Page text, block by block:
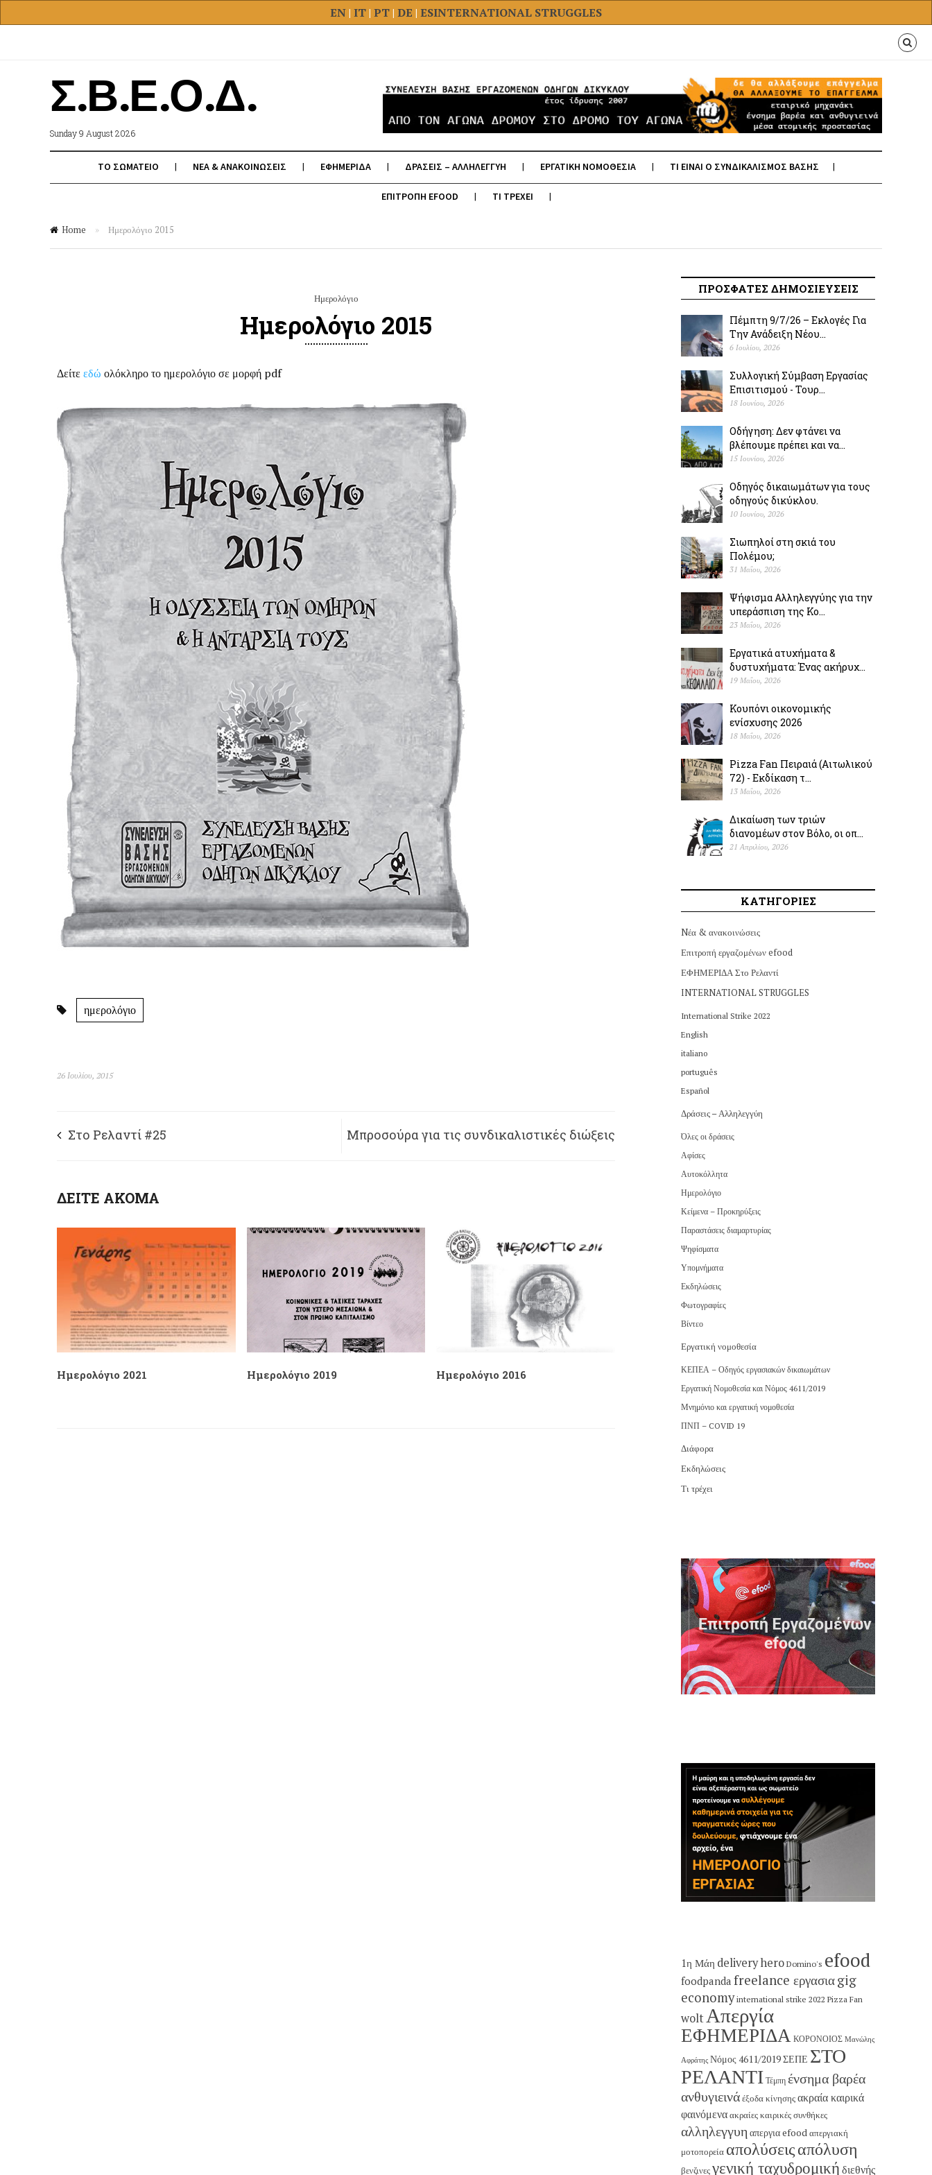
INTERNATIONAL STRUGGLES
EN| IT| PT| DE | ES
Σ.Β.Ε.Ο.Δ.
Sunday 9 August 2026
ΤΟ ΣΩΜΑΤΕΙΟ ΝΕΑ & ΑΝΑΚΟΙΝΩΣΕΙΣ ΕΦΗΜΕΡΙΔΑ ΔΡΑΣΕΙΣ – ΑΛΛΗΛΕΓΓΥΗ ΕΡΓΑΤΙΚΗ ΝΟΜΟΘΕΣΙΑ ΤΙ ΕΙΝΑΙ Ο ΣΥΝΔΙΚΑΛΙΣΜΟΣ ΒΑΣΗΣ
ΕΠΙΤΡΟΠΗ EFOOD ΤΙ ΤΡΕΧΕΙ
Home » Ημερολόγιο 2015
Ημερολόγιο
Ημερολόγιο 2015
Δείτε εδώ ολόκληρο το ημερολόγιο σε μορφή pdf
ημερολόγιο
26 Ιουλίου, 2015
Στο Ρελαντί #25 Μπροσούρα για τις συνδικαλιστικές διώξεις
ΔΕΙΤΕ ΑΚΟΜΑ
Ημερολόγιο 2021 Ημερολόγιο 2019 Ημερολόγιο 2016
ΠΡΟΣΦΑΤΕΣ ΔΗΜΟΣΙΕΥΣΕΙΣ
Πέμπτη 9/7/26 – Εκλογές Για
Την Ανάδειξη Νέου...
6 Ιουλίου, 2026
Συλλογική Σύμβαση Εργασίας
Επισιτισμού - Τουρ...
18 Ιουνίου, 2026
Οδήγηση: Δεν φτάνει να
βλέπουμε πρέπει και να...
15 Ιουνίου, 2026
Οδηγός δικαιωμάτων για τους
οδηγούς δικύκλου.
10 Ιουνίου, 2026
Σιωπηλοί στη σκιά του
Πολέµου;
31 Μαΐου, 2026
Ψήφισμα Αλληλεγγύης για την
υπεράσπιση της Κο...
23 Μαΐου, 2026
Εργατικά ατυχήματα &
δυστυχήµατα: Ένας ακήρυχ...
19 Μαΐου, 2026
Κουπόνι οικονομικής
ενίσχυσης 2026
18 Μαΐου, 2026
Pizza Fan Πειραιά (Αιτωλικού
72) - Εκδίκαση τ...
13 Μαΐου, 2026
Δικαίωση των τριών
διανομέων στον Βόλο, οι οπ...
21 Απριλίου, 2026
ΚΑΤΗΓΟΡΙΕΣ
Nέα & ανακοινώσεις
Επιτροπή εργαζομένων efood
ΕΦΗΜΕΡΙΔΑ Στο Ρελαντί
INTERNATIONAL STRUGGLES
International Strike 2022
English
italiano
português
Español
Δράσεις – Αλληλεγγύη
Όλες οι δράσεις
Αφίσες
Αυτοκόλλητα
Ημερολόγιο
Κείμενα – Προκηρύξεις
Παραστάσεις διαμαρτυρίας
Ψηφίσματα
Υπομνήματα
Εκδηλώσεις
Φωτογραφίες
Βίντεο
Εργατική νομοθεσία
ΚΕΠΕΑ – Οδηγός εργασιακών δικαιωμάτων
Εργατική Νομοθεσία και Νόμος 4611/2019
Μνημόνιο και εργατική νομοθεσία
ΠΝΠ – COVID 19
Διάφορα
Εκδηλώσεις
Τι τρέχει
1η Μάη delivery hero Domino's efood
foodpanda freelance εργασιαgig
economy international strike 2022 Pizza Fan
woltΑπεργία
ΕΦΗΜΕΡΙΔΑ ΚΟΡΟΝΟΙΟΣ Μανώλης
Αφράτης Νόμος 4611/2019ΣΕΠΕ ΣΤΟ
ΡΕΛΑΝΤΙ Τέμπη ένσημα βαρέα
ανθυγιεινάέξοδα κίνησηςακραία καιρικά
φαινόμεναακραίες καιρικές συνθήκες
αλληλεγγυη απεργια efoodαπεργιακή
μοτοπορεία απολύσειςαπόλυση
βενζινεςγενική ταχυδρομική διεθνής